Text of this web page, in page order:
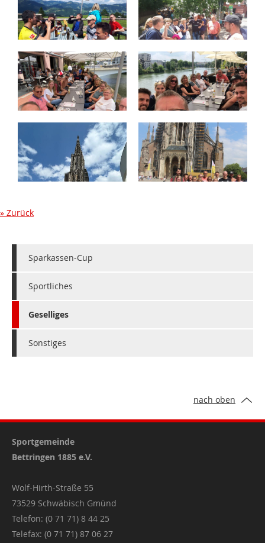
Zurück
Sparkassen-Cup
Sportliches
Geselliges
Sonstiges
nach oben
Sportgemeinde
Bettringen 1885 e.V.
Wolf-Hirth-Straße 55
73529 Schwäbisch Gmünd
Telefon: (0 71 71) 8 44 25
Telefax: (0 71 71) 87 06 27